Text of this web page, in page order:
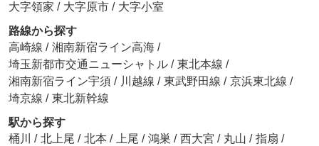
大字領家 / 大字原市 / 大字小室
路線から探す
高崎線 / 湘南新宿ライン高海 /
埼玉新都市交通ニューシャトル / 東北本線 /
湘南新宿ライン宇須 / 川越線 / 東武野田線 / 京浜東北線 /
埼京線 / 東北新幹線
駅から探す
桶川
/ 北上尾 / 北本 / 上尾 / 鴻巣 / 西大宮 / 丸山 / 指扇 /